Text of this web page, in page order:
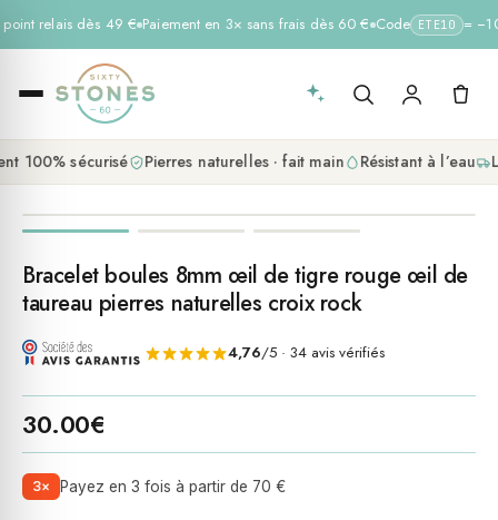
relais dès 49 € Paiement en 3× sans frais dès 60 € Code ETE10 =
100% sécurisé Pierres naturelles · fait main Résistant à l’eau
Bracelet boules 8mm œil de tigre rouge œil de
taureau pierres naturelles croix rock
4,76/5 · 34 avis vérifiés
30.00€
3× Payez en 3 fois à partir de 70 €